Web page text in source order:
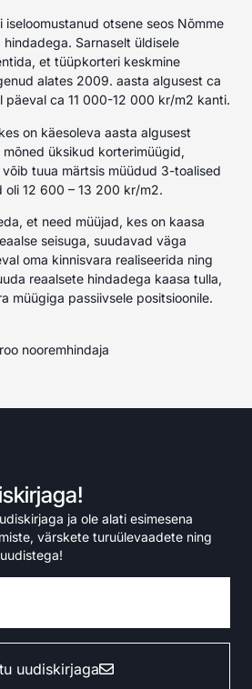
iseloomustanud otsene seos Nõmme
Sarnaselt üldisele
et tüüpkorteri keskmine
alates 2009. aasta algusest ca
päeval ca 11 000-12 000 kr/m2 kanti.
on käesoleva aasta algusest
üksikud korterimüügid,
tuua märtsis müüdud 3-toalised
oli 12 600 – 13 200 kr/m2.
et need müüjad, kes on kaasa
seisuga, suudavad väga
oma kinnisvara realiseerida ning
reaalsete hindadega kaasa tulla,
müügiga passiivsele positsioonile.
nooremhindaja
ja ole alati esimesena
värskete turuülevaadete ning
uudiskirjaga